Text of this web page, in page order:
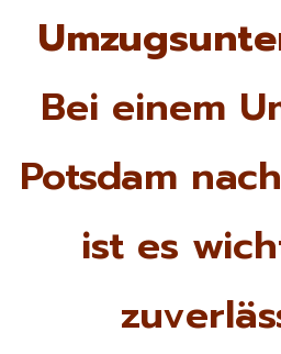
Bei einem
Potsdam
ist es